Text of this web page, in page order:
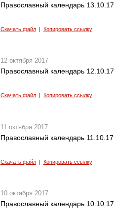
Православный календарь 13.10.17
Скачать файл| Копировать ссылку
12 октября 2017
Православный календарь 12.10.17
Скачать файл| Копировать ссылку
11 октября 2017
Православный календарь 11.10.17
Скачать файл| Копировать ссылку
10 октября 2017
Православный календарь 10.10.17